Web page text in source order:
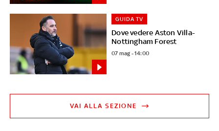
Dove vedere Aston Villa-
Nottingham Forest
GUIDA TV
07 mag - 14:00
VAI ALLA SEZIONE